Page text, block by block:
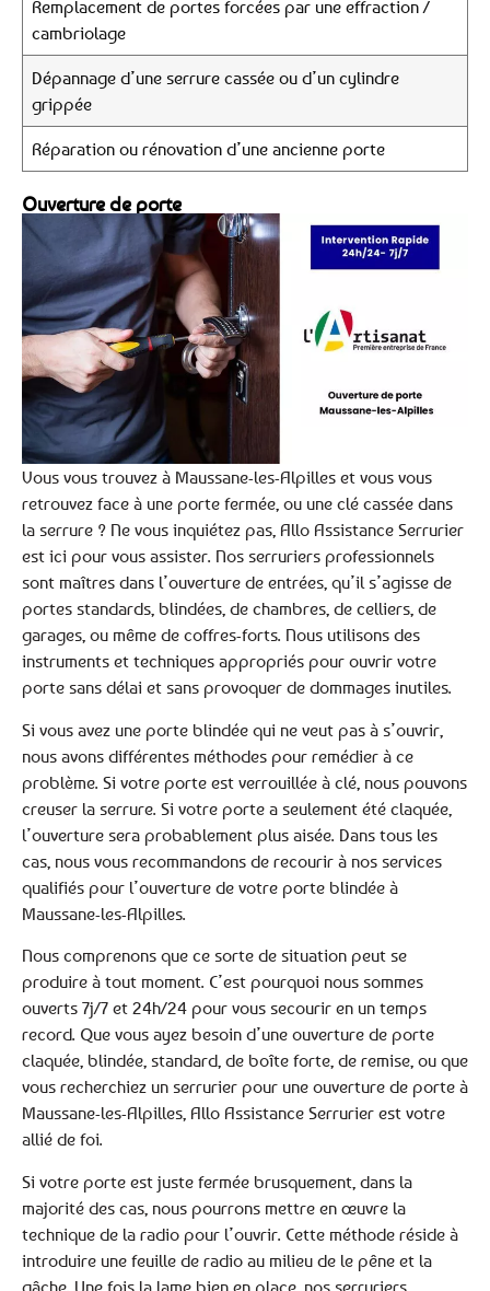
Remplacement de portes forcées par une effraction /
cambriolage
Dépannage d’une serrure cassée ou d’un cylindre
grippée
Réparation ou rénovation d’une ancienne porte
Ouverture de porte
Vous vous trouvez à Maussane-les-Alpilles et vous vous
retrouvez face à une porte fermée, ou une clé cassée dans
la serrure ? Ne vous inquiétez pas, Allo Assistance Serrurier
est ici pour vous assister. Nos serruriers professionnels
sont maîtres dans l’ouverture de entrées, qu’il s’agisse de
portes standards, blindées, de chambres, de celliers, de
garages, ou même de coffres-forts. Nous utilisons des
instruments et techniques appropriés pour ouvrir votre
porte sans délai et sans provoquer de dommages inutiles.
Si vous avez une porte blindée qui ne veut pas à s’ouvrir,
nous avons différentes méthodes pour remédier à ce
problème. Si votre porte est verrouillée à clé, nous pouvons
creuser la serrure. Si votre porte a seulement été claquée,
l’ouverture sera probablement plus aisée. Dans tous les
cas, nous vous recommandons de recourir à nos services
qualifiés pour l’ouverture de votre porte blindée à
Maussane-les-Alpilles.
Nous comprenons que ce sorte de situation peut se
produire à tout moment. C’est pourquoi nous sommes
ouverts 7j/7 et 24h/24 pour vous secourir en un temps
record. Que vous ayez besoin d’une ouverture de porte
claquée, blindée, standard, de boîte forte, de remise, ou que
vous recherchiez un serrurier pour une ouverture de porte à
Maussane-les-Alpilles, Allo Assistance Serrurier est votre
allié de foi.
Si votre porte est juste fermée brusquement, dans la
majorité des cas, nous pourrons mettre en œuvre la
technique de la radio pour l’ouvrir. Cette méthode réside à
introduire une feuille de radio au milieu de le pêne et la
gâche. Une fois la lame bien en place, nos serruriers